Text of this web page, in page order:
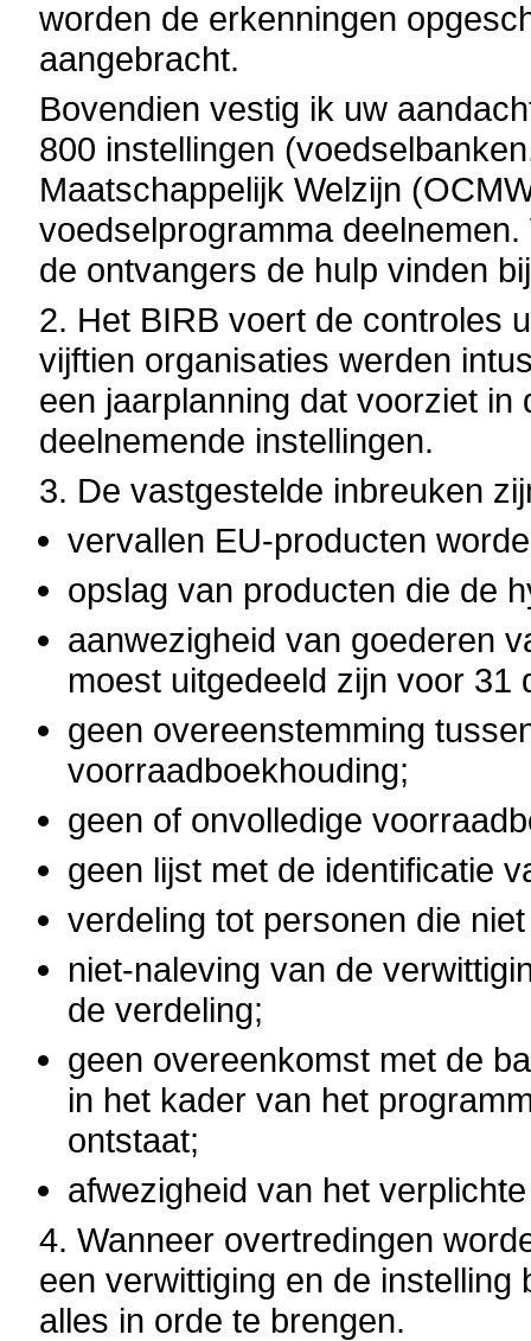
worden de erkenningen
aangebracht.
Bovendien vestig ik uw
800 instellingen
Maatschappelijk Welzijn
voedselprogramma
de ontvangers de hulp vinden
2. Het BIRB voert de controles
vijftien organisaties werden
een jaarplanning dat voorziet
deelnemende instellingen.
3. De vastgestelde inbreuken
vervallen EU-producten
opslag van producten die de
aanwezigheid van goederen
moest uitgedeeld zijn voor 31
geen overeenstemming
voorraadboekhouding;
geen of onvolledige
geen lijst met de identificatie
verdeling tot personen die
niet-naleving van de
de verdeling;
geen overeenkomst met de
in het kader van het
ontstaat;
afwezigheid van het
4. Wanneer overtredingen
een verwittiging en de
alles in orde te brengen.